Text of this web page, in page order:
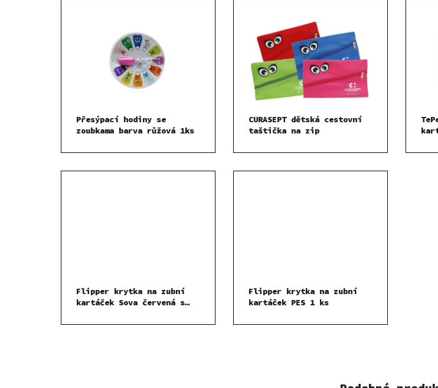
Přesýpací hodiny se
zoubkama barva růžová 1ks
CURASEPT dětská cestovní
taštička na zip
Flipper krytka na zubní
kartáček Sova červená s
Flipper krytka na zubní
kartáček PES 1 ks